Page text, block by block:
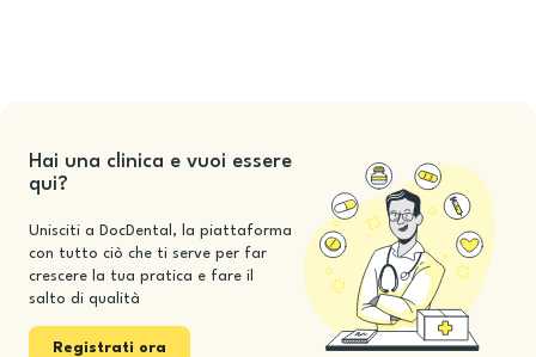
Hai una clinica e vuoi essere
qui?
Unisciti a DocDental, la piattaforma
con tutto ciò che ti serve per far
crescere la tua pratica e fare il
salto di qualità
Registrati ora